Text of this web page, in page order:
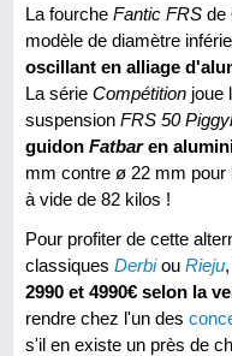
La fourche Fantic FRS de
modèle de diamètre
oscillant en alliage
La série Compétition joue
suspension FRS 50
guidon Fatbaren
mm contre ø 22 mm pour
à vide de 82 kilos !
Pour profiter de cette
classiques Derbiou Rieju
2990 et 4990€ selon la
rendre chez l'un des
s'il en existe un près de